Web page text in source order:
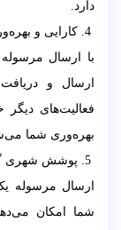
دارد.
با ارسال
ارسال و
فعالیت‌های
بهره‌وری شما
ارسال مرسوله
شما امکان